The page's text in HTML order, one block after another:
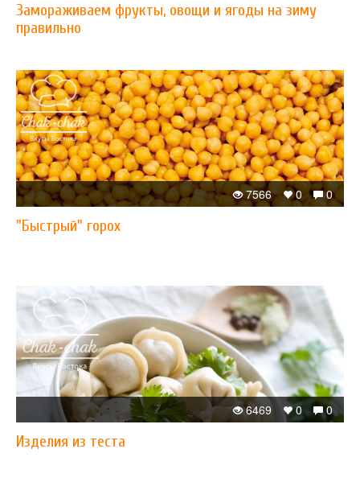
Замораживаем фрукты, овощи и ягоды на зиму
правильно
0
0
7566
"Быстрый" горох
0
0
6469
Изделия из теста